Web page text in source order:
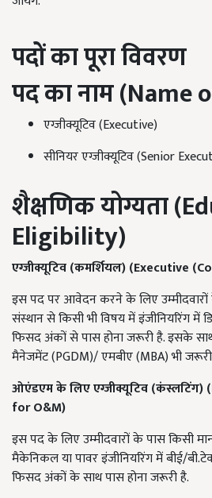
पदों का पूरा विवरण
पद का नाम (Name
एग्जीक्यूटिव (Executive)
सीनियर एग्जीक्यूटिव (Senior
शैक्षणिक योग्यता (
Eligibility)
एग्जीक्यूटिव (कमर्शियल) (Executive
इस पद पर आवेदन करने के लिए उम्मीदवारों
संस्थान से किसी भी विषय में इंजीनियरिंग में
फिसद अंकों से पास होना जरूरी है. इसके साथ
मैनेजमेंट (PGDM)/ एमबीए (MBA) भी
ओएंडएम के लिए एग्जीक्यूटिव (कंस्लटिंग) (
for O&M)
इस पद के लिए उम्मीदवारों के पास किसी
मैकेनिकल या पावर इंजीनियरिंग में बीई/
फिसद अंकों के साथ पास होना जरूरी है.